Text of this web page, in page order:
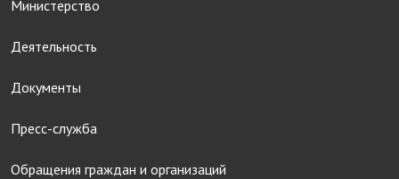
Министерство
Деятельность
Документы
Пресс-служба
Обращения граждан и организаций